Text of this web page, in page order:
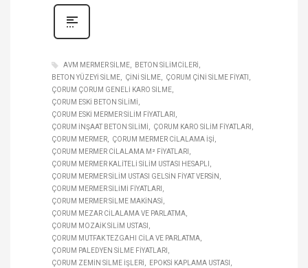
AVM MERMER SILME
BETON SILIMCILERI
BETON YÜZEYI SILME
ÇINI SILME
ÇORUM ÇINI SILME FIYATI
ÇORUM ÇORUM GENELI KARO SILME
ÇORUM ESKI BETON SILIMI
ÇORUM ESKI MERMER SILIM FIYATLARI
ÇORUM INŞAAT BETON SILIMI
ÇORUM KARO SILIM FIYATLARI
ÇORUM MERMER
ÇORUM MERMER CILALAMA IŞI
ÇORUM MERMER CILALAMA M² FIYATLARI
ÇORUM MERMER KALITELI SILIM USTASI HESAPLI
ÇORUM MERMER SILIM USTASI GELSIN FIYAT VERSIN
ÇORUM MERMER SILIMI FIYATLARI
ÇORUM MERMER SILME MAKINASI
ÇORUM MEZAR CILALAMA VE PARLATMA
ÇORUM MOZAIK SILIM USTASI
ÇORUM MUTFAK TEZGAHI CILA VE PARLATMA
ÇORUM PALEDYEN SILME FIYATLARI
ÇORUM ZEMIN SILME IŞLERI
EPOKSI KAPLAMA USTASI